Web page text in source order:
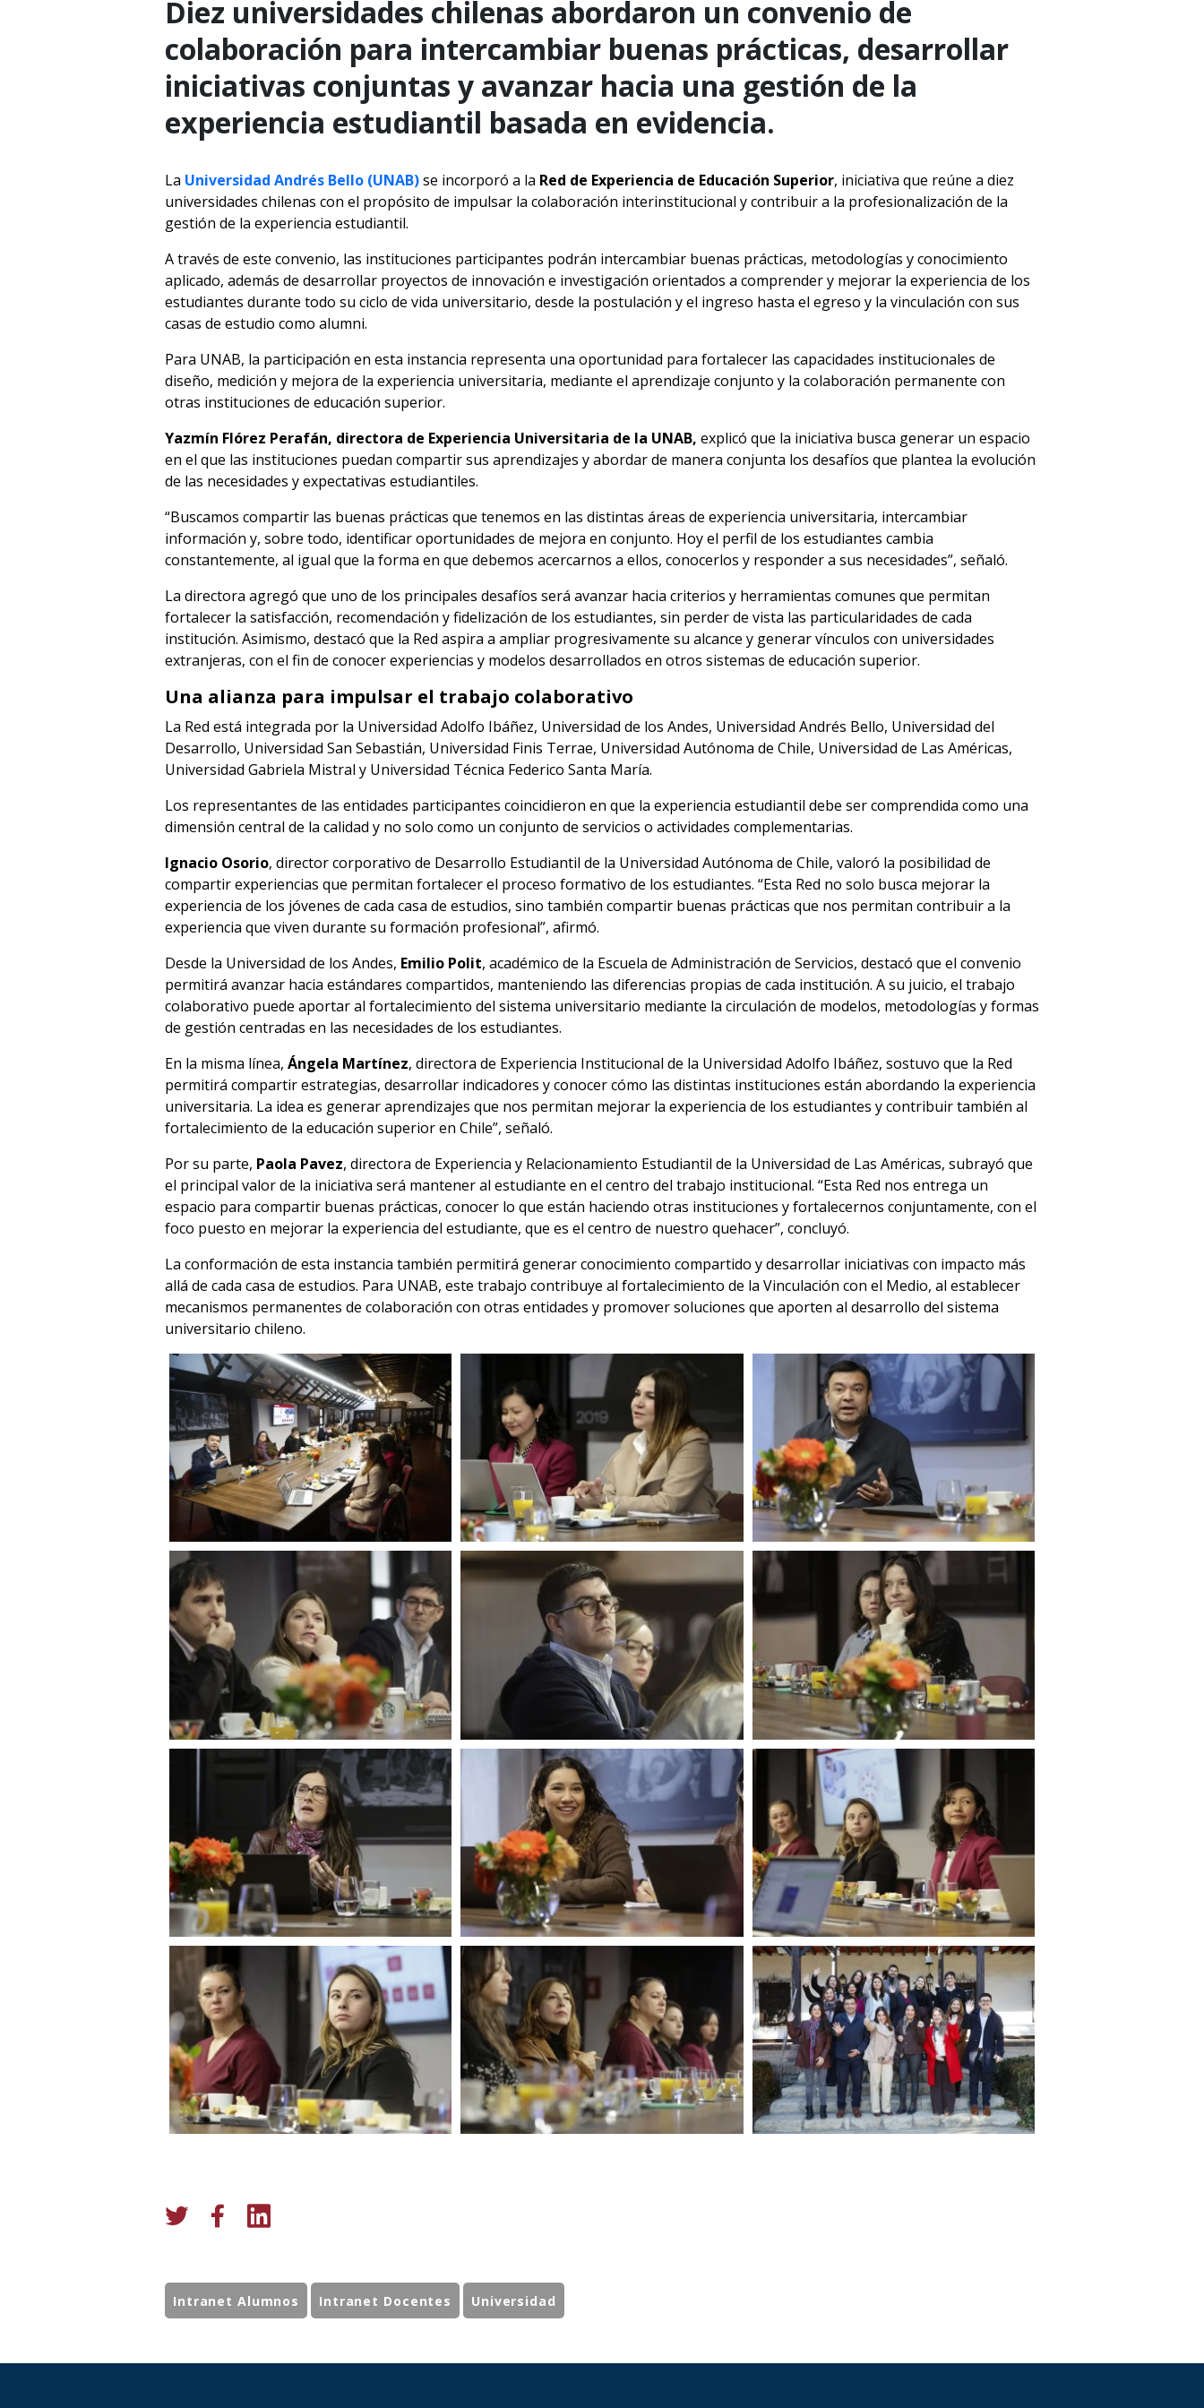
Diez universidades chilenas abordaron un convenio de
colaboración para intercambiar buenas prácticas, desarrollar
iniciativas conjuntas y avanzar hacia una gestión de la
experiencia estudiantil basada en evidencia.
La Universidad Andrés Bello (UNAB)se incorporó a la Red de Experiencia de Educación Superior, iniciativa que reúne a diez
universidades chilenas con el propósito de impulsar la colaboración interinstitucional y contribuir a la profesionalización de la
gestión de la experiencia estudiantil.
A través de este convenio, las instituciones participantes podrán intercambiar buenas prácticas, metodologías y conocimiento
aplicado, además de desarrollar proyectos de innovación e investigación orientados a comprender y mejorar la experiencia de los
estudiantes durante todo su ciclo de vida universitario, desde la postulación y el ingreso hasta el egreso y la vinculación con sus
casas de estudio como alumni.
Para UNAB, la participación en esta instancia representa una oportunidad para fortalecer las capacidades institucionales de
diseño, medición y mejora de la experiencia universitaria, mediante el aprendizaje conjunto y la colaboración permanente con
otras instituciones de educación superior.
Yazmín Flórez Perafán, directora de Experiencia Universitaria de la UNAB, explicó que la iniciativa busca generar un espacio
en el que las instituciones puedan compartir sus aprendizajes y abordar de manera conjunta los desafíos que plantea la evolución
de las necesidades y expectativas estudiantiles.
“Buscamos compartir las buenas prácticas que tenemos en las distintas áreas de experiencia universitaria, intercambiar
información y, sobre todo, identificar oportunidades de mejora en conjunto. Hoy el perfil de los estudiantes cambia
constantemente, al igual que la forma en que debemos acercarnos a ellos, conocerlos y responder a sus necesidades”, señaló.
La directora agregó que uno de los principales desafíos será avanzar hacia criterios y herramientas comunes que permitan
fortalecer la satisfacción, recomendación y fidelización de los estudiantes, sin perder de vista las particularidades de cada
institución. Asimismo, destacó que la Red aspira a ampliar progresivamente su alcance y generar vínculos con universidades
extranjeras, con el fin de conocer experiencias y modelos desarrollados en otros sistemas de educación superior.
Una alianza para impulsar el trabajo colaborativo
La Red está integrada por la Universidad Adolfo Ibáñez, Universidad de los Andes, Universidad Andrés Bello, Universidad del
Desarrollo, Universidad San Sebastián, Universidad Finis Terrae, Universidad Autónoma de Chile, Universidad de Las Américas,
Universidad Gabriela Mistral y Universidad Técnica Federico Santa María.
Los representantes de las entidades participantes coincidieron en que la experiencia estudiantil debe ser comprendida como una
dimensión central de la calidad y no solo como un conjunto de servicios o actividades complementarias.
Ignacio Osorio, director corporativo de Desarrollo Estudiantil de la Universidad Autónoma de Chile, valoró la posibilidad de
compartir experiencias que permitan fortalecer el proceso formativo de los estudiantes. “Esta Red no solo busca mejorar la
experiencia de los jóvenes de cada casa de estudios, sino también compartir buenas prácticas que nos permitan contribuir a la
experiencia que viven durante su formación profesional”, afirmó.
Desde la Universidad de los Andes, Emilio Polit, académico de la Escuela de Administración de Servicios, destacó que el convenio
permitirá avanzar hacia estándares compartidos, manteniendo las diferencias propias de cada institución. A su juicio, el trabajo
colaborativo puede aportar al fortalecimiento del sistema universitario mediante la circulación de modelos, metodologías y formas
de gestión centradas en las necesidades de los estudiantes.
En la misma línea, Ángela Martínez, directora de Experiencia Institucional de la Universidad Adolfo Ibáñez, sostuvo que la Red
permitirá compartir estrategias, desarrollar indicadores y conocer cómo las distintas instituciones están abordando la experiencia
universitaria. La idea es generar aprendizajes que nos permitan mejorar la experiencia de los estudiantes y contribuir también al
fortalecimiento de la educación superior en Chile”, señaló.
Por su parte, Paola Pavez, directora de Experiencia y Relacionamiento Estudiantil de la Universidad de Las Américas, subrayó que
el principal valor de la iniciativa será mantener al estudiante en el centro del trabajo institucional. “Esta Red nos entrega un
espacio para compartir buenas prácticas, conocer lo que están haciendo otras instituciones y fortalecernos conjuntamente, con el
foco puesto en mejorar la experiencia del estudiante, que es el centro de nuestro quehacer”, concluyó.
La conformación de esta instancia también permitirá generar conocimiento compartido y desarrollar iniciativas con impacto más
allá de cada casa de estudios. Para UNAB, este trabajo contribuye al fortalecimiento de la Vinculación con el Medio, al establecer
mecanismos permanentes de colaboración con otras entidades y promover soluciones que aporten al desarrollo del sistema
universitario chileno.
Intranet Alumnos Intranet Docentes Universidad